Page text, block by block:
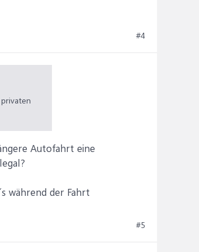
#4
Autofahrt eine
während der Fahrt
#5